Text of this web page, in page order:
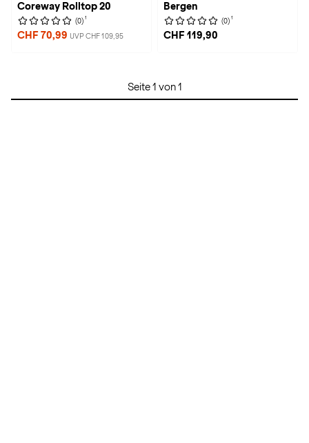
Coreway Rolltop 20
(0) 1
CHF 70,99 UVP CHF 109,95
Bergen
(0) 1
CHF 119,90
Seite 1 von 1